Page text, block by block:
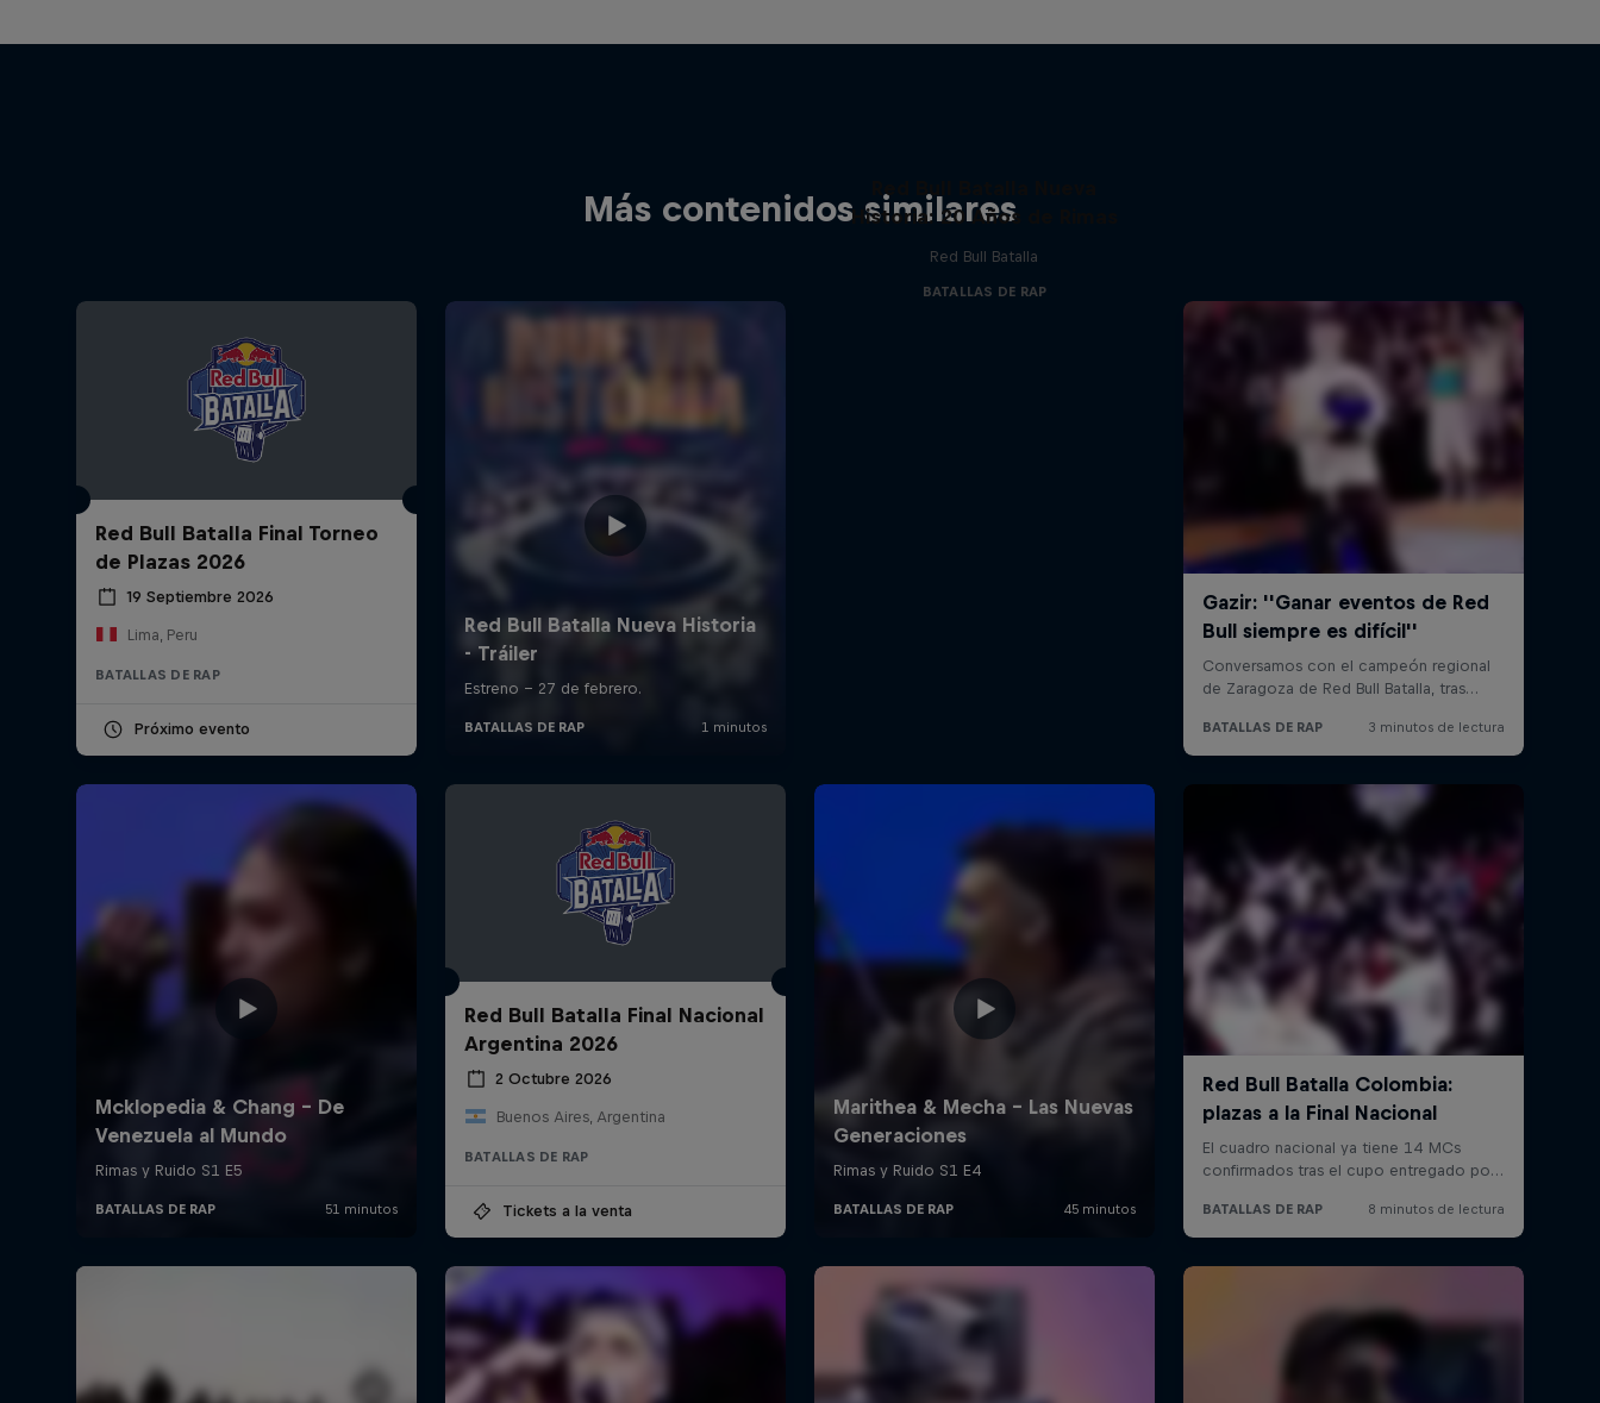
Más contenidos similares
Red Bull Batalla Final Torneo
de Plazas 2026
19 Septiembre 2026
Lima, Peru
BATALLAS DE RAP
Próximo evento
Red Bull Batalla Nueva
Historia: 20 Años de Rimas
Red Bull Batalla
BATALLAS DE RAP
Red Bull Batalla Final Nacional
Argentina 2026
2 Octubre 2026
Buenos Aires, Argentina
BATALLAS DE RAP
Tickets a la venta